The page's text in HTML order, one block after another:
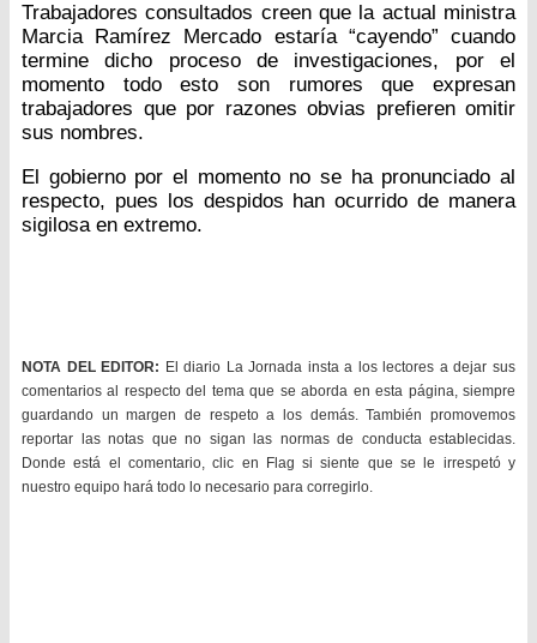
Trabajadores consultados creen que la actual ministra
Marcia Ramírez Mercado estaría “cayendo” cuando
termine dicho proceso de investigaciones, por el
momento todo esto son rumores que expresan
trabajadores que por razones obvias prefieren omitir
sus nombres.
El gobierno por el momento no se ha pronunciado al
respecto, pues los despidos han ocurrido de manera
sigilosa en extremo.
NOTA DEL EDITOR: El diario La Jornada insta a los lectores a dejar sus
comentarios al respecto del tema que se aborda en esta página, siempre
guardando un margen de respeto a los demás. También promovemos
reportar las notas que no sigan las normas de conducta establecidas.
Donde está el comentario, clic en Flag si siente que se le irrespetó y
nuestro equipo hará todo lo necesario para corregirlo.